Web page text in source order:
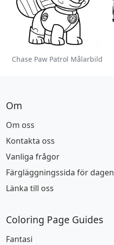
Chase Paw Patrol Målarbild
Om
Om oss
Kontakta oss
Vanliga frågor
Färgläggningssida för dagen
Länka till oss
Coloring Page Guides
Fantasi